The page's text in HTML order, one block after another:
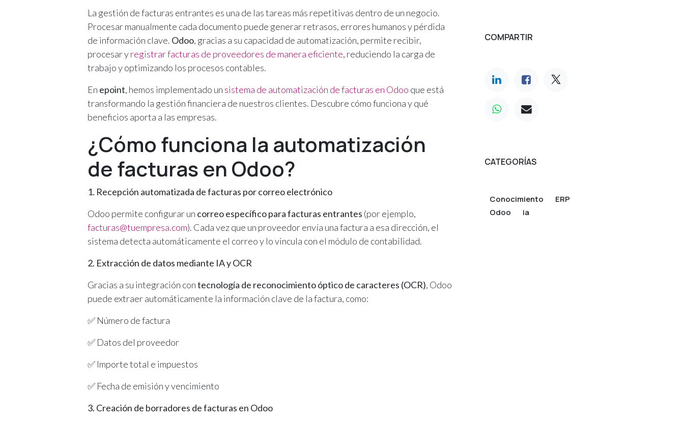
La gestión de facturas entrantes es una de las tareas más repetitivas dentro de un negocio.
Procesar manualmente cada documento puede generar retrasos, errores humanos y pérdida
de información clave. Odoo, gracias a su capacidad de automatización, permite recibir,
procesar yregistrar facturas de proveedores de manera eficiente, reduciendo la carga de
trabajo y optimizando los procesos contables.
En epoint, hemos implementado un sistema de automatización de facturas en Odoo que está
transformando la gestión financiera de nuestros clientes. Descubre cómo funciona y qué
beneficios aporta a las empresas.
¿Cómo funciona la automatización
de facturas en Odoo?
1. Recepción automatizada de facturas por correo electrónico
Odoo permite configurar un correo específico para facturas entrantes (por ejemplo,
facturas@tuempresa.com). Cada vez que un proveedor envía una factura a esa dirección, el
sistema detecta automáticamente el correo y lo vincula con el módulo de contabilidad.
2. Extracción de datos mediante IA y OCR
Gracias a su integración contecnología de reconocimiento óptico de caracteres (OCR), Odoo
puede extraer automáticamente la información clave de la factura, como:
✅ Número de factura
✅ Datos del proveedor
✅ Importe total e impuestos
✅ Fecha de emisión y vencimiento
3. Creación de borradores de facturas en Odoo
COMPARTIR
CATEGORÍAS
Conocimiento
ERP
Odoo
ia